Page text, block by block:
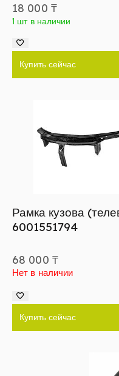
18 000 ₸
1 шт в наличии
Купить сейчас
Рамка кузова
6001551794
68 000 ₸
Нет в наличии
Купить сейчас